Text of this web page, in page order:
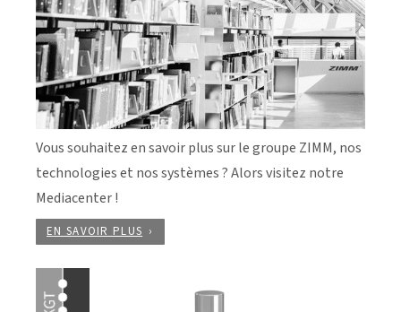
Vous souhaitez en savoir plus sur le groupe ZIMM, nos
technologies et nos systèmes ? Alors visitez notre
Mediacenter !
EN SAVOIR PLUS